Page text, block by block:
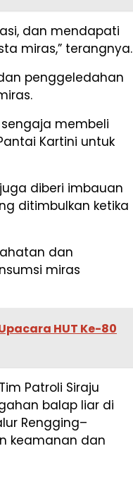
dan mendapati
miras,” terangnya.
penggeledahan
membeli
Kartini untuk
diberi imbauan
ditimbulkan ketika
dan
miras
HUT Ke-80
Patroli Siraju
balap liar di
Rengging–
keamanan dan